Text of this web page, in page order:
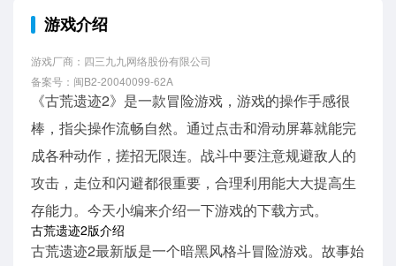
游戏介绍
游戏厂商：四三九九网络股份有限公司
备案号：闽B2-20040099-62A
《古荒遗迹2》是一款冒险游戏，游戏的操作手感很
棒，指尖操作流畅自然。通过点击和滑动屏幕就能完
成各种动作，搓招无限连。战斗中要注意规避敌人的
攻击，走位和闪避都很重要，合理利用能大大提高生
存能力。今天小编来介绍一下游戏的下载方式。
古荒遗迹2版介绍
古荒遗迹2最新版是一个暗黑风格斗冒险游戏。故事始